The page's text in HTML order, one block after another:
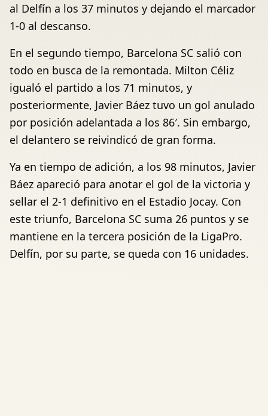
al Delfín a los 37 minutos y dejando el marcador
1-0 al descanso.
En el segundo tiempo, Barcelona SC salió con
todo en busca de la remontada. Milton Céliz
igualó el partido a los 71 minutos, y
posteriormente, Javier Báez tuvo un gol anulado
por posición adelantada a los 86′. Sin embargo,
el delantero se reivindicó de gran forma.
Ya en tiempo de adición, a los 98 minutos, Javier
Báez apareció para anotar el gol de la victoria y
sellar el 2-1 definitivo en el Estadio Jocay. Con
este triunfo, Barcelona SC suma 26 puntos y se
mantiene en la tercera posición de la LigaPro.
Delfín, por su parte, se queda con 16 unidades.